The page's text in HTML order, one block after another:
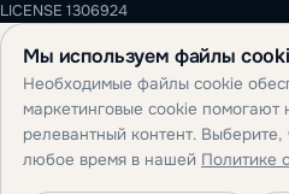
LICENSE 1306924
Мы используем файлы
Необходимые файлы cookie
маркетинговые cookie помогают
релевантный контент.
любое время в нашей Политике